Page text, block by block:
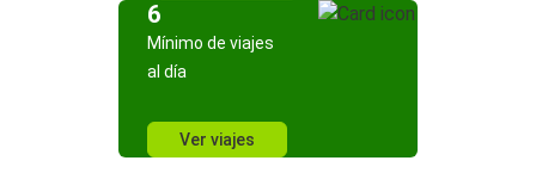
6
Mínimo de viajes
al día
Ver viajes